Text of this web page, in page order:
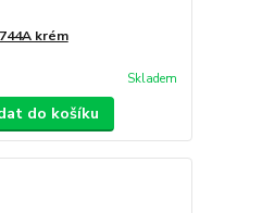
krém
Skladem
do košíku